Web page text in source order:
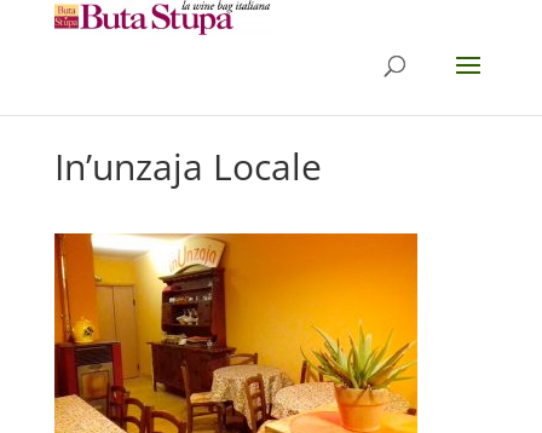
In’unzaja Locale